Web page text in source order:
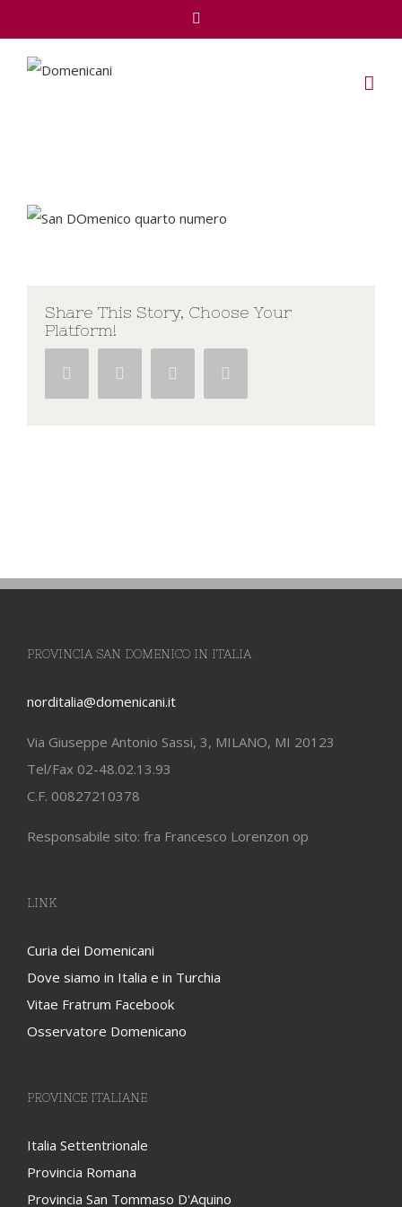
Share This Story, Choose Your
Platform!
Facebook Twitter Google+
PROVINCIA SAN DOMENICO IN ITALIA
norditalia@domenicani.it
Via Giuseppe Antonio Sassi, 3, MILANO, MI 20123
Tel/Fax 02-48.02.13.93
C.F. 00827210378
Responsabile sito: fra Francesco Lorenzon op
LINK
Curia dei Domenicani
Dove siamo in Italia e in Turchia
Vitae Fratrum Facebook
Osservatore Domenicano
PROVINCE ITALIANE
Italia Settentrionale
Provincia Romana
Provincia San Tommaso D'Aquino